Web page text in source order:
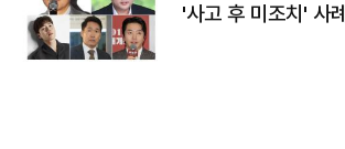
'사고 후 미조치' 사례